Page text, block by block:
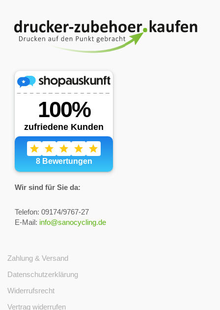
Wir sind für Sie da:
Telefon: 09174/9767-27
E-Mail: info@sanocycling.de
Zahlung & Versand
Datenschutzerklärung
Widerrufsrecht
Vertrag widerrufen